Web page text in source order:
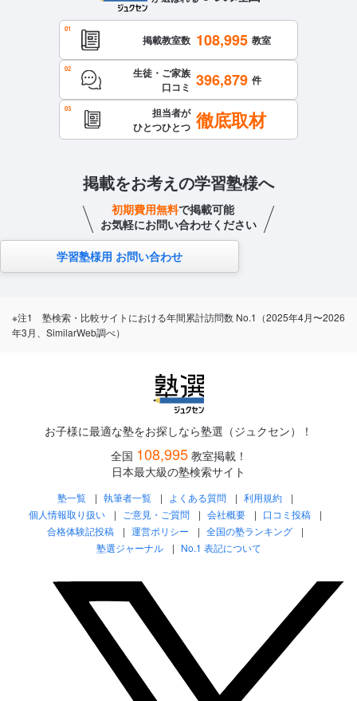
掲載教室数 108,995 教室
生徒・ご家族
口コミ 396,879 件
担当者が
ひとつひとつ 徹底取材
掲載をお考えの学習塾様へ
初期費用無料で掲載可能
お気軽にお問い合わせください
学習塾様用 お問い合わせ
※注1 塾検索・比較サイトにおける年間累計訪問数 No.1（2025年4月〜2026
年3月、SimilarWeb調べ）
お子様に最適な塾をお探しなら塾選（ジュクセン）！
全国 108,995 教室掲載！
日本最大級の塾検索サイト
塾一覧 執筆者一覧 よくある質問
利用規約
個人情報取り扱い
ご意見・ご質問 会社概要
口コミ投稿
合格体験記投稿
運営ポリシー
全国の塾ランキング
塾選ジャーナル
No.1 表記について